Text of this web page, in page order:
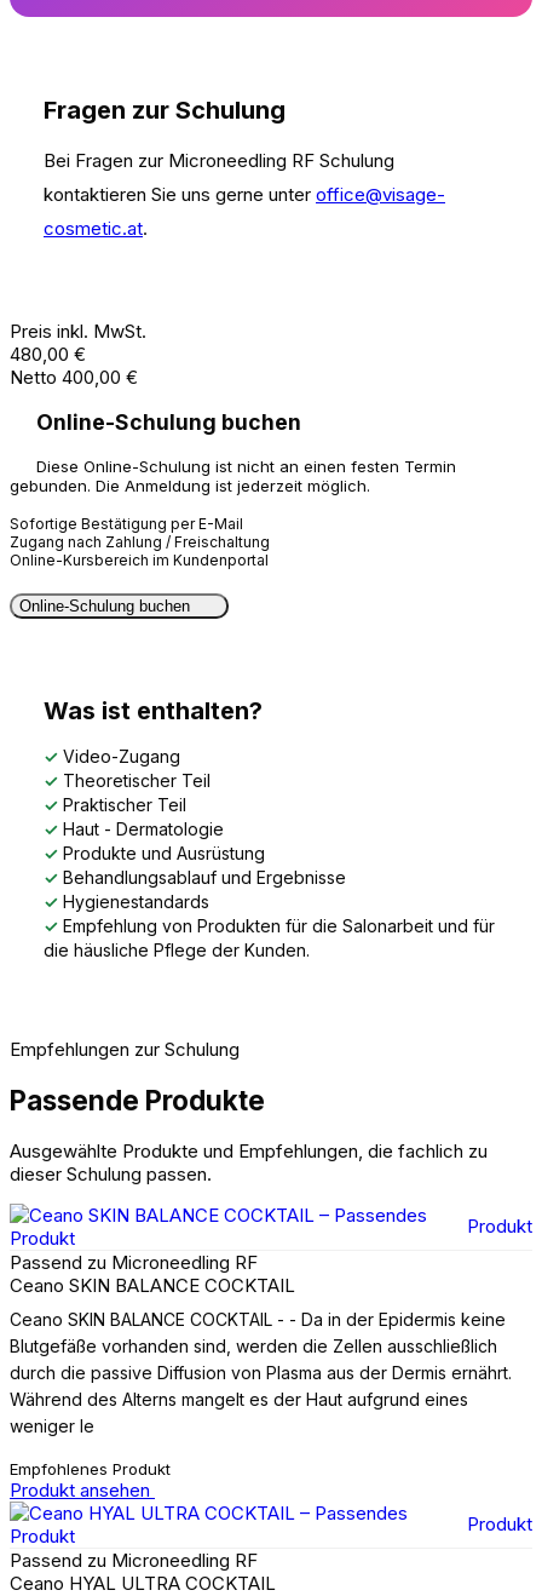
Fragen zur Schulung
Bei Fragen zur Microneedling RF Schulung
kontaktieren Sie uns gerne unter office@visage-
cosmetic.at.
Preis inkl. MwSt.
480,00 €
Netto 400,00 €
Online-Schulung buchen
Diese Online-Schulung ist nicht an einen festen Termin
gebunden. Die Anmeldung ist jederzeit möglich.
Sofortige Bestätigung per E-Mail
Zugang nach Zahlung / Freischaltung
Online-Kursbereich im Kundenportal
Online-Schulung buchen
Was ist enthalten?
✓ Video-Zugang
✓ Theoretischer Teil
✓ Praktischer Teil
✓ Haut - Dermatologie
✓ Produkte und Ausrüstung
✓ Behandlungsablauf und Ergebnisse
✓ Hygienestandards
✓ Empfehlung von Produkten für die Salonarbeit und für
die häusliche Pflege der Kunden.
Empfehlungen zur Schulung
Passende Produkte
Ausgewählte Produkte und Empfehlungen, die fachlich zu
dieser Schulung passen.
Produkt
Passend zu Microneedling RF
Ceano SKIN BALANCE COCKTAIL
Ceano SKIN BALANCE COCKTAIL - - Da in der Epidermis keine
Blutgefäße vorhanden sind, werden die Zellen ausschließlich
durch die passive Diffusion von Plasma aus der Dermis ernährt.
Während des Alterns mangelt es der Haut aufgrund eines
weniger le
Empfohlenes Produkt
Produkt ansehen
Produkt
Passend zu Microneedling RF
Ceano HYAL ULTRA COCKTAIL